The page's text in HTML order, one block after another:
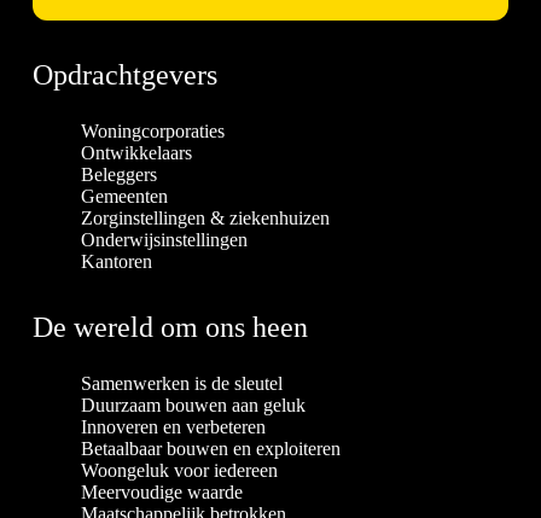
Opdrachtgevers
Woningcorporaties
Ontwikkelaars
Beleggers
Gemeenten
Zorginstellingen & ziekenhuizen
Onderwijsinstellingen
Kantoren
De wereld om ons heen
Samenwerken is de sleutel
Duurzaam bouwen aan geluk
Innoveren en verbeteren
Betaalbaar bouwen en exploiteren
Woongeluk voor iedereen
Meervoudige waarde
Maatschappelijk betrokken